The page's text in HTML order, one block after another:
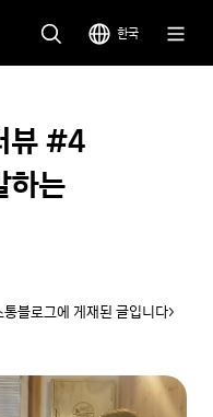
한국
뷰 #4
하는
블로그에 게재된 글입니다>